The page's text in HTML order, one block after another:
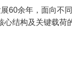
60余年，面向不
结构及关键载